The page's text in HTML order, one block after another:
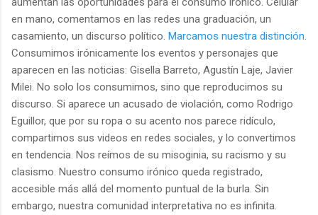
en mano, comentamos en las redes una graduación, un
casamiento, un discurso político. Marcamos nuestra distinción
Consumimos irónicamente los eventos y personajes que
aparecen en las noticias: Gisella Barreto, Agustín Laje, Javier
Milei. No solo los consumimos, sino que reproducimos su
discurso. Si aparece un acusado de violación, como Rodrigo
Eguillor, que por su ropa o su acento nos parece ridículo,
compartimos sus videos en redes sociales, y lo convertimos
en tendencia. Nos reímos de su misoginia, su racismo y su
clasismo. Nuestro consumo irónico queda registrado,
accesible más allá del momento puntual de la burla. Sin
embargo, nuestra comunidad interpretativa no es infinita.